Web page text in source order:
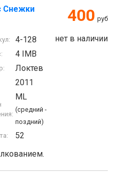
Снежки 400 руб
нет в наличии
4-128
4 IMB
Локтев
2011
ML
(средний -
поздний)
52